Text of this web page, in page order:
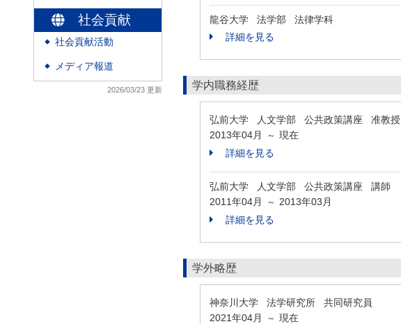
社会貢献
◆ 社会貢献活動
◆ メディア報道
2026/03/23 更新
龍谷大学 法学部 法律学科
詳細を見る
学内職務経歴
弘前大学 人文学部 公共政策講座 准教授
2013年04月
～ 現在
詳細を見る
弘前大学 人文学部 公共政策講座 講師
2011年04月
～ 2013年03月
詳細を見る
学外略歴
神奈川大学 法学研究所 共同研究員
2021年04月
～ 現在